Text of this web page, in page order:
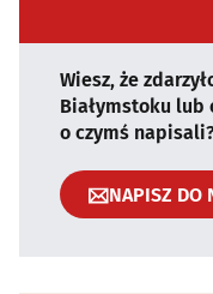
Wiesz, że
Białymstoku lub
o czymś
NAPISZ DO